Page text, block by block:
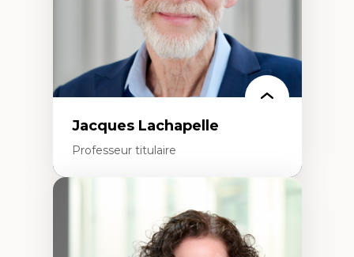
Jacques Lachapelle
Professeur titulaire
Histoire de l'architecture et de la ville,
notamment au Canada
Théorie et pratiques en conservation de